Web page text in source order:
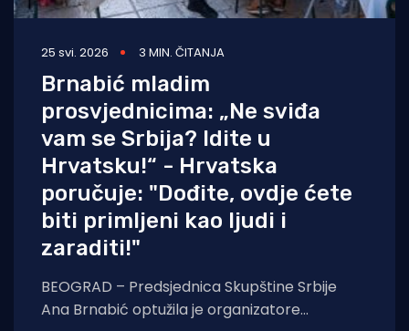
25 svi. 2026 3 MIN. ČITANJA
Brnabić mladim
prosvjednicima: „Ne sviđa
vam se Srbija? Idite u
Hrvatsku!“ - Hrvatska
poručuje: "Dođite, ovdje ćete
biti primljeni kao ljudi i
zaraditi!"
BEOGRAD – Predsjednica Skupštine Srbije
Ana Brnabić optužila je organizatore